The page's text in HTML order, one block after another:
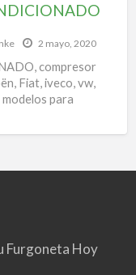
2 mayo, 2020
compresor
Fiat, iveco, vw,
para
Furgoneta Hoy